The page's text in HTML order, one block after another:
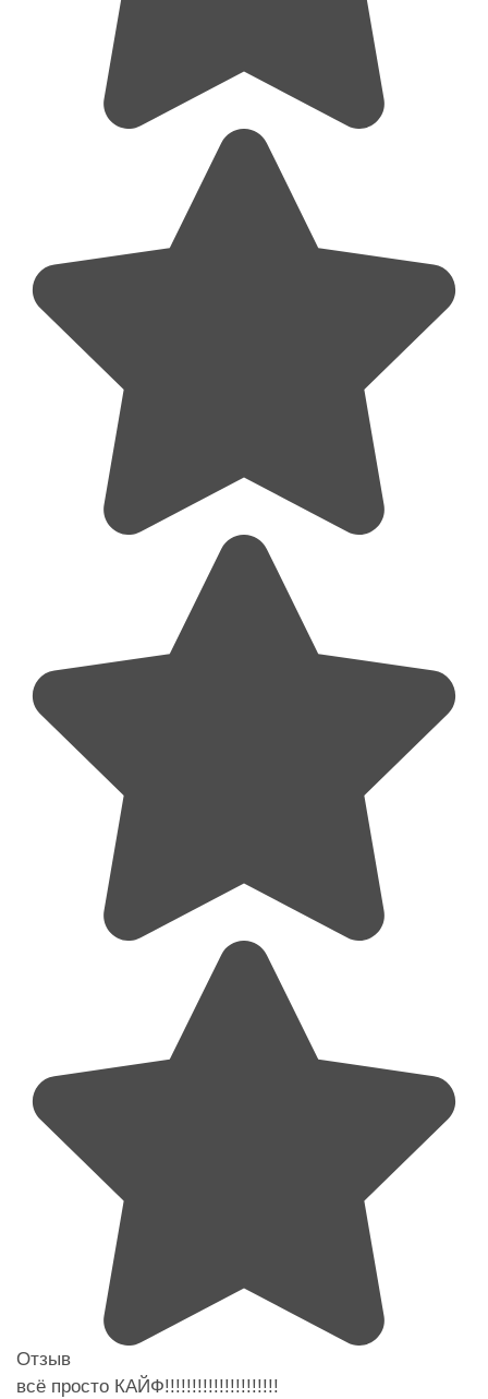
Отзыв
всё просто КАЙФ!!!!!!!!!!!!!!!!!!!!!